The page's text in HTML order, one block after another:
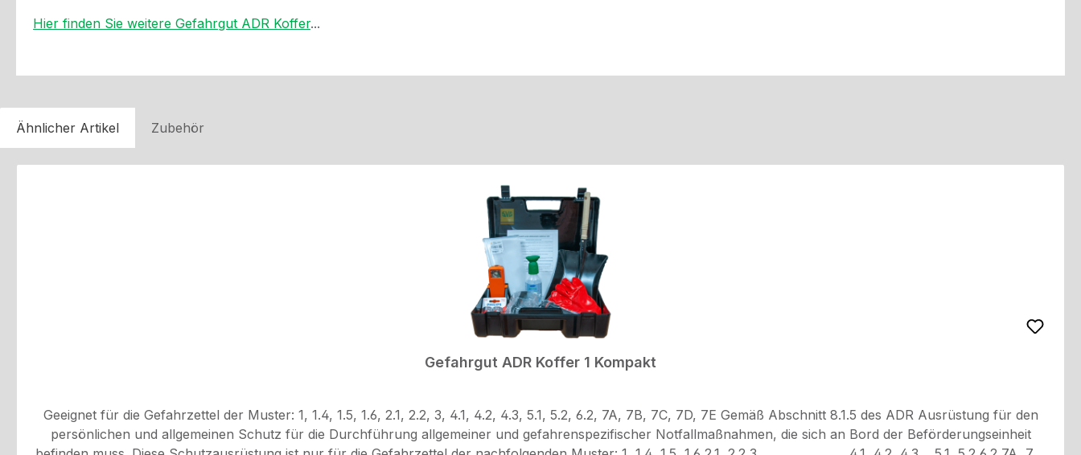
Hier finden Sie weitere Gefahrgut ADR Koffer...
Ähnlicher Artikel Zubehör
Gefahrgut ADR Koffer 1 Kompakt
Geeignet für die Gefahrzettel der Muster: 1, 1.4, 1.5, 1.6, 2.1, 2.2, 3, 4.1, 4.2, 4.3, 5.1, 5.2, 6.2, 7A, 7B, 7C, 7D, 7E Gemäß Abschnitt 8.1.5 des ADR Ausrüstung für den
persönlichen und allgemeinen Schutz für die Durchführung allgemeiner und gefahrenspezifischer Notfallmaßnahmen, die sich an Bord der Beförderungseinheit